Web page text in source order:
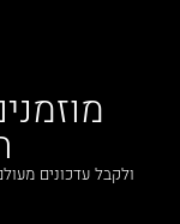
ולקבל עדכונים